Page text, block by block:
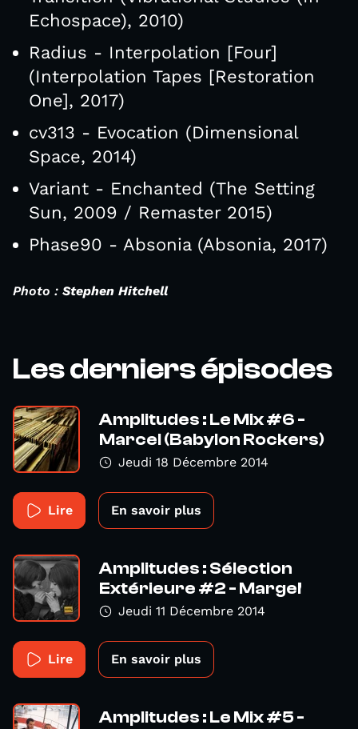
Echospace), 2010)
Radius - Interpolation [Four]
(Interpolation Tapes [Restoration
One], 2017)
cv313 - Evocation (Dimensional
Space, 2014)
Variant - Enchanted (The Setting
Sun, 2009 / Remaster 2015)
Phase90 - Absonia (Absonia, 2017)
Photo : Stephen Hitchell
Les derniers épisodes
Amplitudes : Le Mix #6 -
Marcel (Babylon Rockers)
Jeudi 18 Décembre 2014
Lire En savoir plus
Amplitudes : Sélection
Extérieure #2 - Marge!
Jeudi 11 Décembre 2014
Lire En savoir plus
Amplitudes : Le Mix #5 -